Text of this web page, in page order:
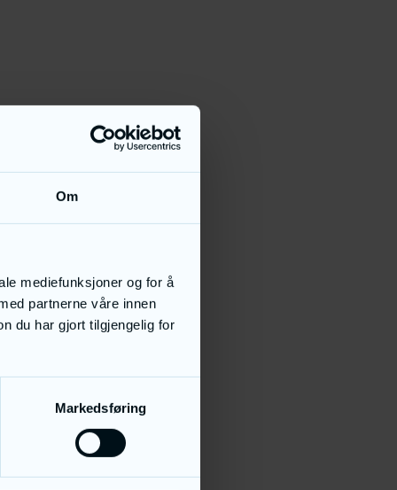
Om
mediefunksjoner og for å
partnerne våre innen
du har gjort tilgjengelig for
Markedsføring